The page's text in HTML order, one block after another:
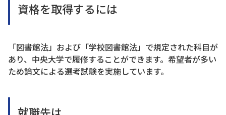
資格を取得するには
「図書館法」および「学校図書館法」で規定された科目が
あり、中央大学で履修することができます。希望者が多い
ため論文による選考試験を実施しています。